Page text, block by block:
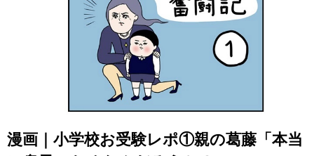
漫画｜小学校お受験レポ①親の葛藤「本当